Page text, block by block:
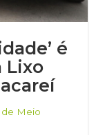
é
Lixo
de Meio